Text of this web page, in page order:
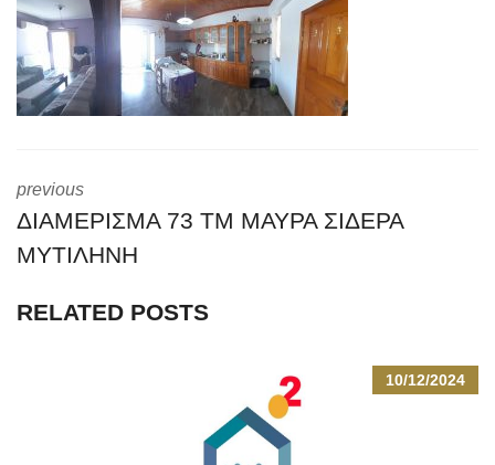
previous
ΔΙΑΜΕΡΙΣΜΑ 73 ΤΜ ΜΑΥΡΑ ΣΙΔΕΡΑ
ΜΥΤΙΛΗΝΗ
RELATED POSTS
10/12/2024